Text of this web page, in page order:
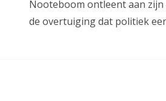
Nooteboom ontleent aan zijn
de overtuiging dat politiek